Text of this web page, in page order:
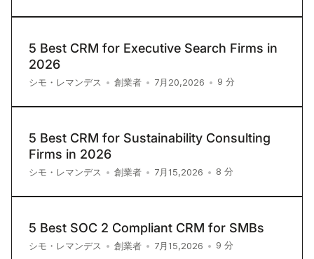
5 Best CRM for Executive Search Firms in
2026
シモ・レマンデス • 創業者 • 7月20,2026 • 9 分
5 Best CRM for Sustainability Consulting
Firms in 2026
シモ・レマンデス • 創業者 • 7月15,2026 • 8 分
5 Best SOC 2 Compliant CRM for SMBs
シモ・レマンデス • 創業者 • 7月15,2026 • 9 分